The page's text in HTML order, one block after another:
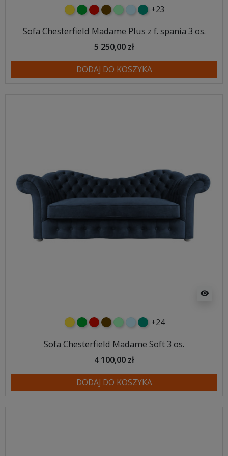
żółtyzielonyczerwony
czekoladowy
miętowybłękitny
turkusowy
+23
Sofa Chesterfield Madame Plus z f. spania 3 os.
5 250,00 zł
DODAJ DO KOSZYKA
visibility
żółtyzielonyczerwony
czekoladowy
miętowybłękitny
turkusowy
+24
Sofa Chesterfield Madame Soft 3 os.
4 100,00 zł
DODAJ DO KOSZYKA